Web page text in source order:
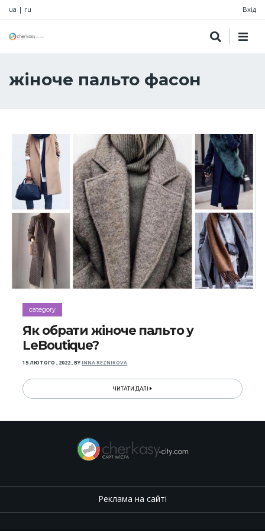
ua | ru Вхід
жіноче пальто фасон
category
Як обрати жіноче пальто у
LeBoutique?
15 ЛЮТОГО , 2022,BYINNA REZNIKOVA
ЧИТАТИ ДАЛІ
Реклама на сайті